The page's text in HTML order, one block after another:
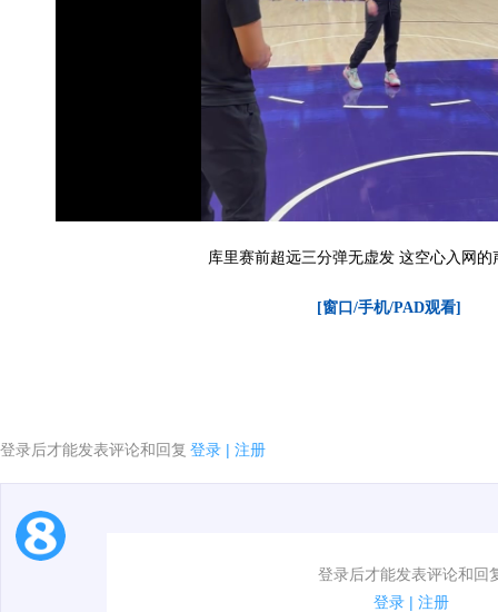
库里赛前超远三分弹无虚发 这空心入网的
[窗口/手机/PAD观看]
登录后才能发表评论和回复 登录 | 注册
登录后才能发表评论和回
登录 | 注册
1.电脑端新用户可以发表评论了！